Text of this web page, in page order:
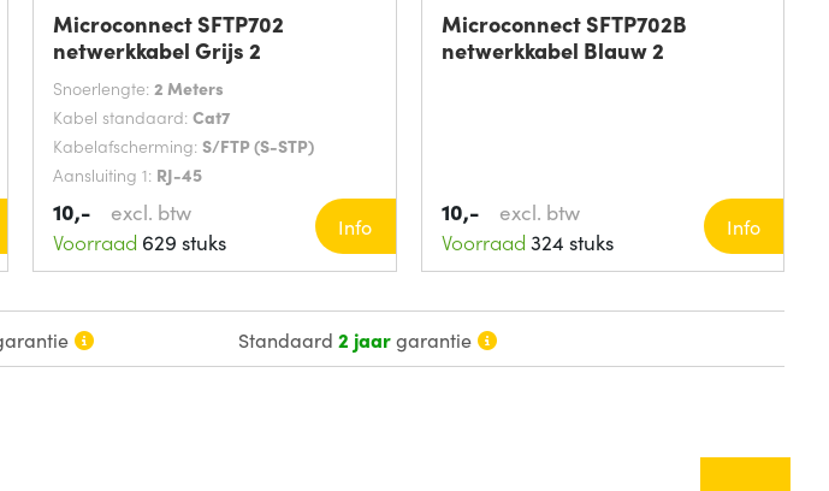
Microconnect SFTP702
netwerkkabel Grijs 2
Snoerlengte: 2 Meters
Kabel standaard: Cat7
Kabelafscherming: S/FTP (S-STP)
Aansluiting 1: RJ-45
10,-
excl. btw
Voorraad 629 stuks
Info
Microconnect SFTP702B
netwerkkabel Blauw 2
10,-
excl. btw
Voorraad 324 stuks
Info
Standaard2 jaargarantie